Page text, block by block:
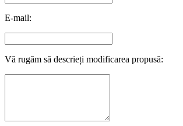
E-mail:
Vă rugăm să descrieți modificarea propusă: